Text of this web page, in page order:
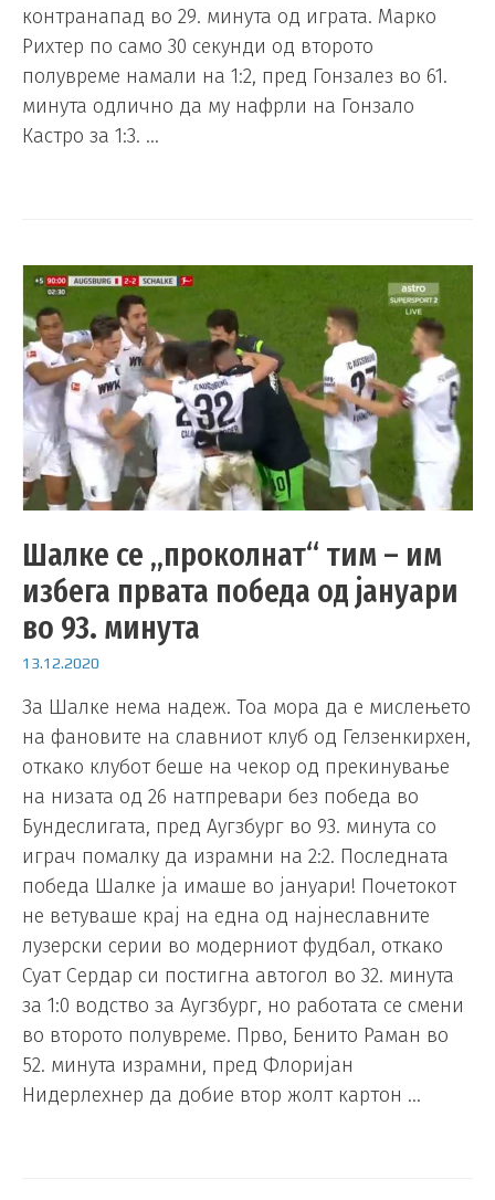
контранапад во 29. минута од играта. Марко
Рихтер по само 30 секунди од второто
полувреме намали на 1:2, пред Гонзалез во 61.
минута одлично да му нафрли на Гонзало
Кастро за 1:3. …
Шалке се „проколнат“ тим – им
избега првата победа од јануари
во 93. минута
13.12.2020
За Шалке нема надеж. Тоа мора да е мислењето
на фановите на славниот клуб од Гелзенкирхен,
откако клубот беше на чекор од прекинување
на низата од 26 натпревари без победа во
Бундеслигата, пред Аугзбург во 93. минута со
играч помалку да израмни на 2:2. Последната
победа Шалке ја имаше во јануари! Почетокот
не ветуваше крај на една од најнеславните
лузерски серии во модерниот фудбал, откако
Суат Сердар си постигна автогол во 32. минута
за 1:0 водство за Аугзбург, но работата се смени
во второто полувреме. Прво, Бенито Раман во
52. минута израмни, пред Флоријан
Нидерлехнер да добие втор жолт картон …